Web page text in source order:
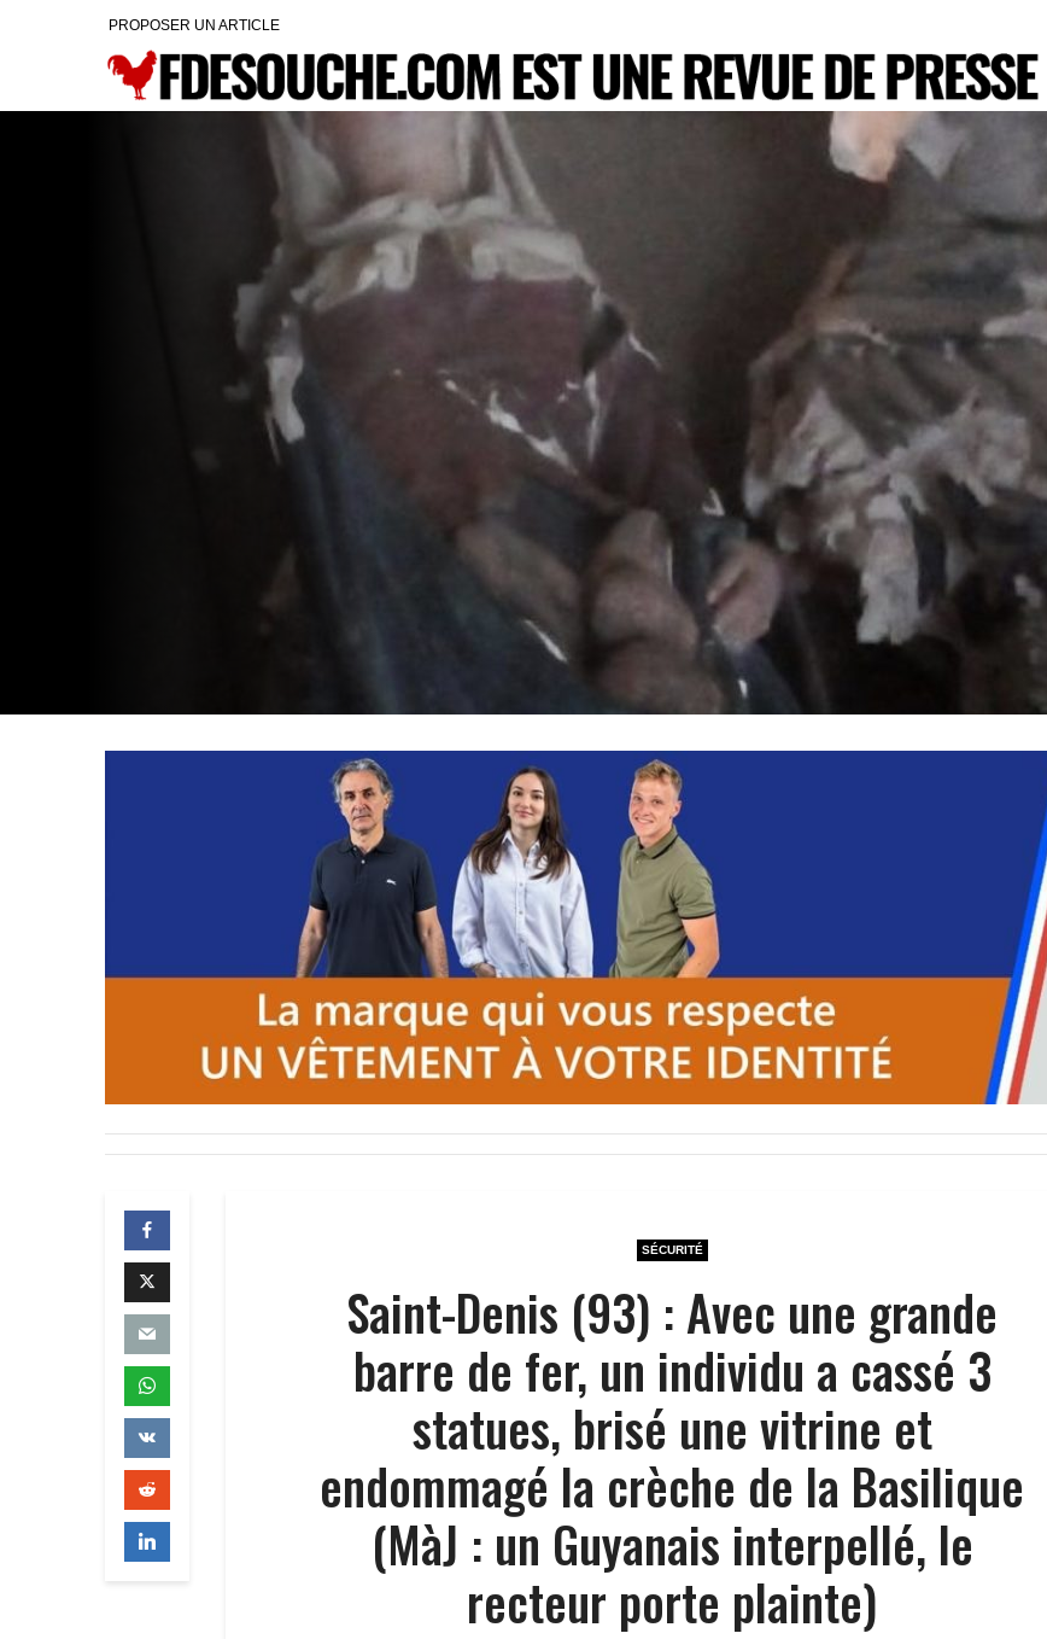
PROPOSER UN ARTICLE
SÉCURITÉ
Saint-Denis (93) : Avec une grande
barre de fer, un individu a cassé 3
statues, brisé une vitrine et
endommagé la crèche de la Basilique
(MàJ : un Guyanais interpellé, le
recteur porte plainte)